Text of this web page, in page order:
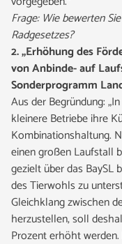
Frage: Wie bewerten
Radgesetzes?
2. „Erhöhung des
von Anbinde- auf
Sonderprogramm
Aus der Begründung:
kleinere Betriebe ihre
Kombinationshaltung.
einen großen Laufstall
gezielt über das BaySL
des Tierwohls zu
Gleichklang zwischen
herzustellen, soll
Prozent erhöht